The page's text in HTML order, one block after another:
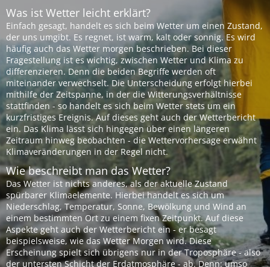
Was ist Wetter leicht erklärt?
Einfach gesagt, handelt es sich beim Wetter um einen Zustand,
der uns umgibt. Es regnet, ist warm, kalt oder sonnig. Es wird
häufig auch das Wetter morgen beschrieben. Bei dieser
Fragestellung ist es wichtig, zwischen Wetter und Klima zu
differenzieren. Denn die beiden Begriffe werden oft
miteinander verwechselt. Die Unterscheidung erfolgt hierbei
mithilfe der Zeitspanne, in der die Witterungsverhältnisse
stattfinden - so handelt es sich beim Wetter stets um ein
kurzfristiges Ereignis. Auf dieses geht auch der Wetterbericht
ein. Das Klima lässt sich hingegen über einen längeren
Zeitraum hinweg beobachten - die Wettervorhersage erwähnt
Klimaveränderungen in der Regel nicht.
Wie beschreibt man das Wetter?
Das Wetter ist nichts anderes, als der aktuelle Zustand
spürbarer Klimaelemente. Hierbei handelt es sich um
Niederschlag, Temperatur, Sonne, Bewölkung und Wind an
einem bestimmten Ort zu einem fixen Zeitpunkt. Auf diese
Aspekte geht auch der Wetterbericht ein - er besagt
beispielsweise, wie das Wetter Morgen wird. Diese
Erscheinung spielt sich übrigens nur in der Troposphäre - also
der untersten Schicht der Erdatmosphäre - ab. Denn: umso